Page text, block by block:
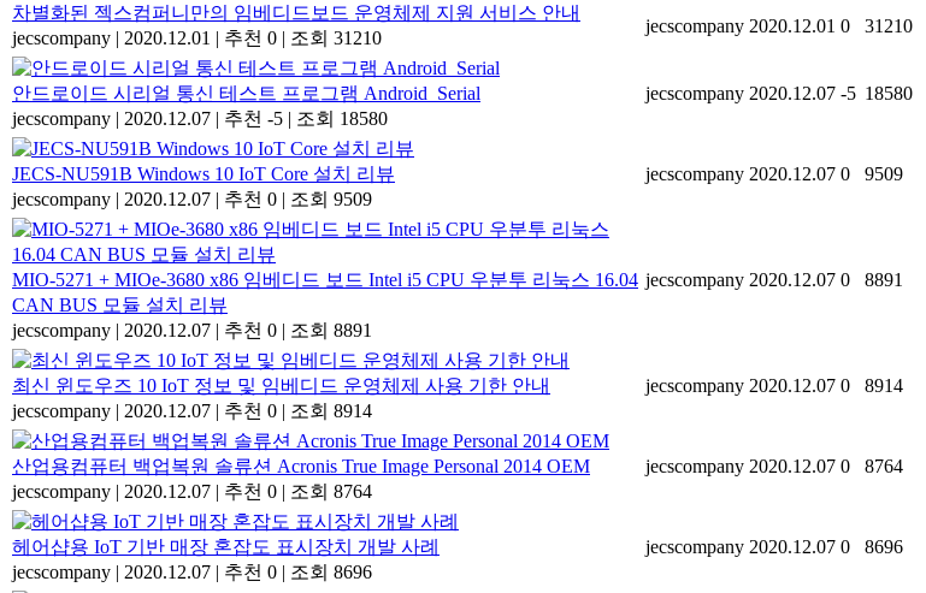
차별화된 젝스컴퍼니만의 임베디드보드 운영체제 지원 서비스 안내
jecscompany | 2020.12.01 | 추천 0 | 조회 31210
jecscompany 2020.12.01 0 31210
안드로이드 시리얼 통신 테스트 프로그램 Android_Serial
jecscompany | 2020.12.07 | 추천 -5 | 조회 18580
jecscompany 2020.12.07 -5 18580
JECS-NU591B Windows 10 IoT Core 설치 리뷰
jecscompany | 2020.12.07 | 추천 0 | 조회 9509
jecscompany 2020.12.07 0 9509
MIO-5271 + MIOe-3680 x86 임베디드 보드 Intel i5 CPU 우분투 리눅스 16.04
CAN BUS 모듈 설치 리뷰
jecscompany | 2020.12.07 | 추천 0 | 조회 8891
jecscompany 2020.12.07 0 8891
최신 윈도우즈 10 IoT 정보 및 임베디드 운영체제 사용 기한 안내
jecscompany | 2020.12.07 | 추천 0 | 조회 8914
jecscompany 2020.12.07 0 8914
산업용컴퓨터 백업복원 솔류션 Acronis True Image Personal 2014 OEM
jecscompany | 2020.12.07 | 추천 0 | 조회 8764
jecscompany 2020.12.07 0 8764
헤어샵용 IoT 기반 매장 혼잡도 표시장치 개발 사례
jecscompany | 2020.12.07 | 추천 0 | 조회 8696
jecscompany 2020.12.07 0 8696